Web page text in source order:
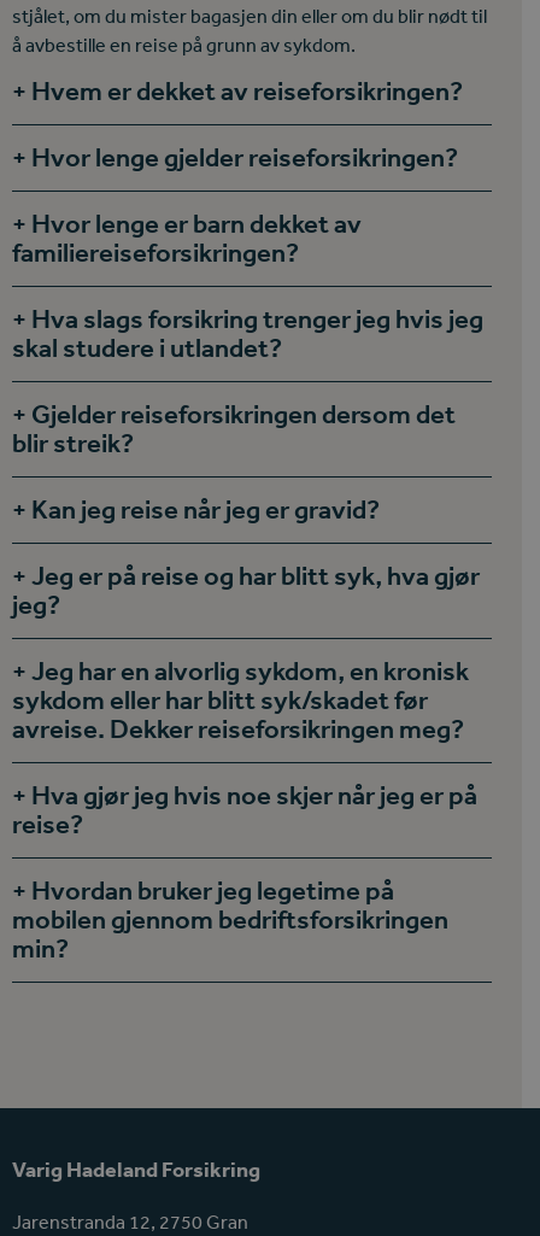
stjålet, om du mister bagasjen din eller om du blir nødt til
å avbestille en reise på grunn av sykdom.
Hvem er dekket av reiseforsikringen?
Hvor lenge gjelder reiseforsikringen?
Hvor lenge er barn dekket av
familiereiseforsikringen?
Hva slags forsikring trenger jeg hvis jeg
skal studere i utlandet?
Gjelder reiseforsikringen dersom det
blir streik?
Kan jeg reise når jeg er gravid?
Jeg er på reise og har blitt syk, hva gjør
jeg?
Jeg har en alvorlig sykdom, en kronisk
sykdom eller har blitt syk/skadet før
avreise. Dekker reiseforsikringen meg?
Hva gjør jeg hvis noe skjer når jeg er på
reise?
Hvordan bruker jeg legetime på
mobilen gjennom bedriftsforsikringen
min?
Varig Hadeland Forsikring
Jarenstranda 12, 2750 Gran